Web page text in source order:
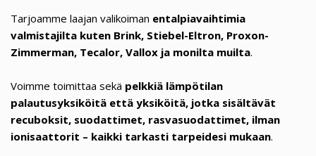
Tarjoamme laajan valikoiman entalpiavaihtimia
valmistajilta kuten Brink, Stiebel-Eltron, Proxon-
Zimmerman, Tecalor, Vallox ja monilta muilta.
Voimme toimittaa sekä pelkkiä lämpötilan
palautusyksiköitä että yksiköitä, jotka sisältävät
recuboksit, suodattimet, rasvasuodattimet, ilman
ionisaattorit – kaikki tarkasti tarpeidesi mukaan.